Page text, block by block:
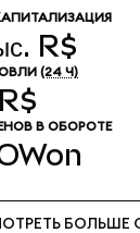
R$
(24 Ч)
В ОБОРОТЕ
БОЛЬШЕ